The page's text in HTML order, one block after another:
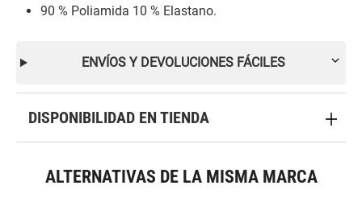
90 % Poliamida 10 % Elastano.
ENVÍOS Y DEVOLUCIONES FÁCILES
DISPONIBILIDAD EN TIENDA
ALTERNATIVAS DE LA MISMA MARCA